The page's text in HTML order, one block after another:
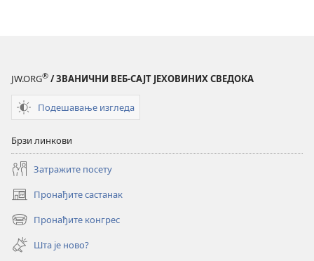
JW.ORG® / ЗВАНИЧНИ ВЕБ-САЈТ ЈЕХОВИНИХ СВЕДОКА
Подешавање изгледа
Брзи линкови
Затражите посету
Пронађите састанак
(отвара
нови
прозор)
Пронађите конгрес
(отвара
нови
прозор)
Шта је ново?